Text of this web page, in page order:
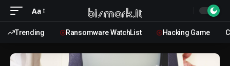
Aa
Trending Ransomware WatchList Hacking Game